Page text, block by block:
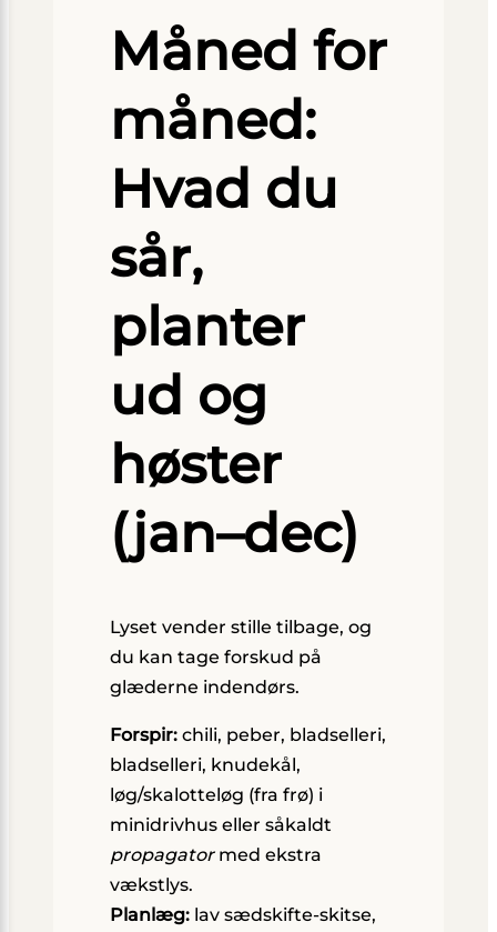
Måned for
måned:
Hvad du
sår,
planter
ud og
høster
(jan–dec)
Lyset vender stille tilbage, og
du kan tage forskud på
glæderne indendørs.
Forspir:chili, peber, bladselleri,
bladselleri, knudekål,
løg/skalotteløg (fra frø) i
minidrivhus eller såkaldt
propagatormed ekstra
vækstlys.
Planlæg:lav sædskifte-skitse,